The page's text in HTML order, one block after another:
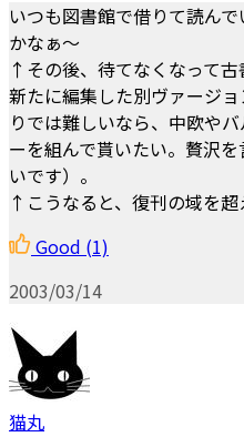
いつも図書館で借りて読ん
かなぁ～
↑その後、待てなくなって古
新たに編集した別ヴァージ
りでは難しいなら、中欧や
ーを組んで貰いたい。贅沢
いです）。
↑こうなると、復刊の域を超
Good (1)
2003/03/14
猫丸